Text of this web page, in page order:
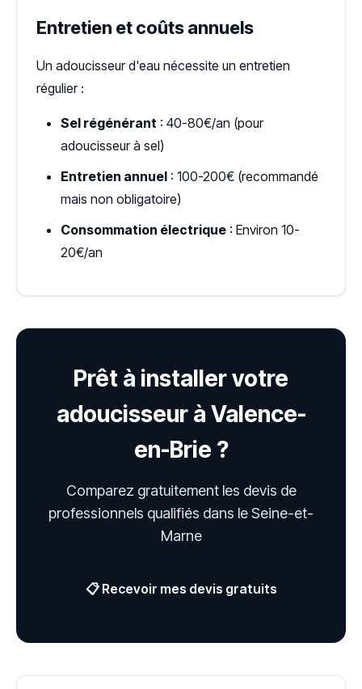
Entretien et coûts annuels
Un adoucisseur d'eau nécessite un entretien
régulier :
Sel régénérant : 40-80€/an (pour
adoucisseur à sel)
Entretien annuel : 100-200€ (recommandé
mais non obligatoire)
Consommation électrique : Environ 10-
20€/an
Prêt à installer votre
adoucisseur à Valence-
en-Brie ?
Comparez gratuitement les devis de
professionnels qualifiés dans le Seine-et-
Marne
📋 Recevoir mes devis gratuits